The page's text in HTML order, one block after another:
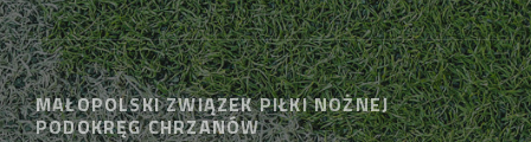
MAŁOPOLSKI ZWIĄZEK PIŁKI NOŻNEJ
PODOKRĘG CHRZANÓW